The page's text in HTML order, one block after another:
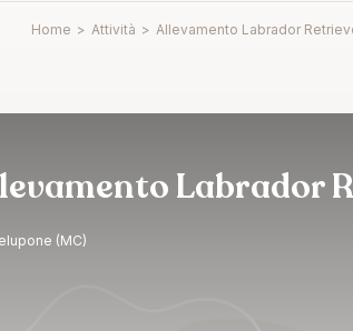
Home > Attività > Allevamento Labrador
Labrador
(MC)